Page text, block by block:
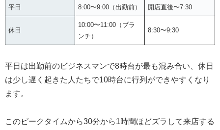
平日 8:00〜9:00（出勤前） 開店直後〜7:30
休日
10:00〜11:00（ブラ
ンチ）
8:30〜9:30
平日は出勤前のビジネスマンで8時台が最も混み合い、休日
は少し遅く起きた人たちで10時台に行列ができやすくなり
ます。
このピークタイムから30分から1時間ほどズラして来店する